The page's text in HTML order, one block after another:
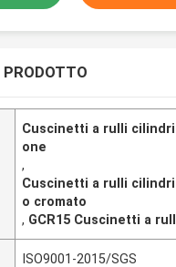
PRODOTTO
Cuscinetti a rulli
one
,
Cuscinetti a rulli
o cromato
, GCR15 Cuscinetti a
ISO9001-2015/SGS